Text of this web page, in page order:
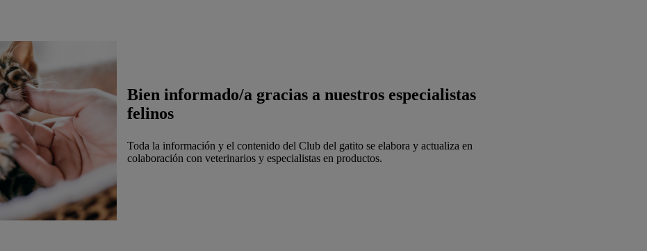
Bien informado/a gracias a nuestros especialistas
felinos
Toda la información y el contenido del Club del gatito se elabora y actualiza en
colaboración con veterinarios y especialistas en productos.